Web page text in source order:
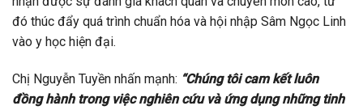
đó thúc đẩy quá trình chuẩn hóa và hội nhập Sâm Ngọc Linh
vào y học hiện đại.
Chị Nguyễn Tuyền nhấn mạnh: “Chúng tôi cam kết luôn
đồng hành trong việc nghiên cứu và ứng dụng những tinh